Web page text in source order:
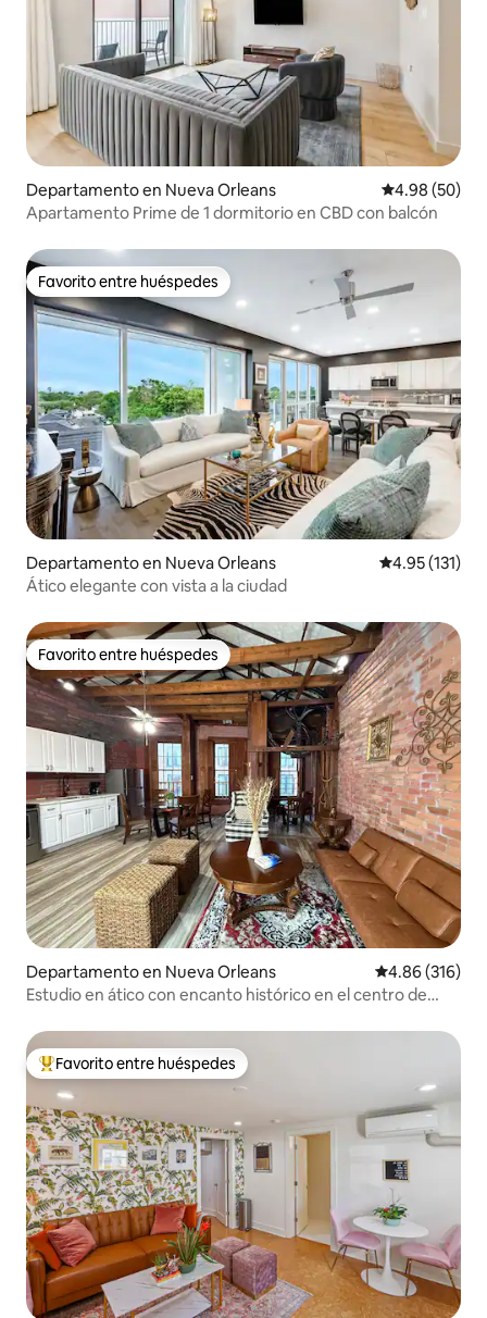
Departamento en Nueva Orleans Calificación
4.98 (50)
Apartamento Prime de 1 dormitorio en CBD con balcón
Favorito entre huéspedes
Favorito entre huéspedes
Departamento en Nueva Orleans Calificación
4.95 (131)
Ático elegante con vista a la ciudad
Favorito entre huéspedes
Favorito entre huéspedes
Departamento en Nueva Orleans Calificación
4.86 (316)
Estudio en ático con encanto histórico en el centro de
De los mejores en Favorito entre huéspedes
Favorito entre huéspedes